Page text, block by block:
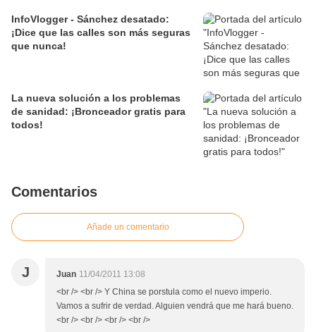
InfoVlogger - Sánchez desatado:
¡Dice que las calles son más seguras
que nunca!
La nueva solución a los problemas
de sanidad: ¡Bronceador gratis para
todos!
Comentarios
Añade un comentario
J Juan 11/04/2011 13:08
<br /> <br /> Y China se porstula como el nuevo imperio.
Vamos a sufrir de verdad. Alguien vendrá que me hará bueno.
<br /> <br /> <br /> <br />